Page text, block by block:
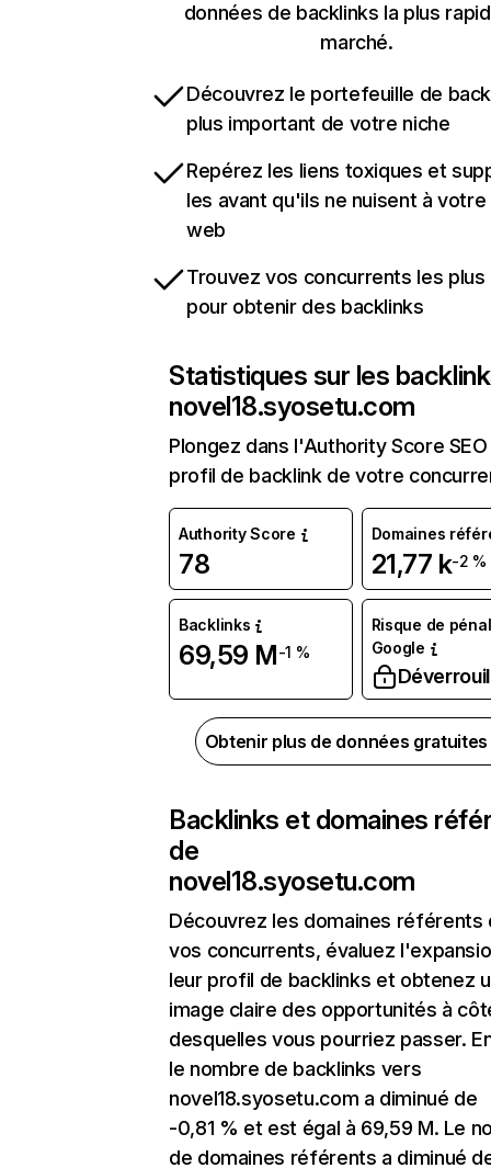
données de backlinks la plus
marché.
Découvrez le portefeuille de
plus important de votre niche
Repérez les liens toxiques et
les avant qu'ils ne nuisent à
web
Trouvez vos concurrents les
pour obtenir des backlinks
Statistiques sur les
novel18.syosetu.com
Plongez dans l'Authority Score
profil de backlink de votre
Authority Score
78
Domaines
21,77 k-2 %
Backlinks
69,59 M-1 %
Risque de
Google
Obtenir plus de données
Backlinks et domaines
de
novel18.syosetu.com
Découvrez les domaines référents
vos concurrents, évaluez
leur profil de backlinks et obtenez
image claire des opportunités à
desquelles vous pourriez passer.
le nombre de backlinks vers
novel18.syosetu.com a diminué de
-0,81 % et est égal à 69,59 M. Le
de domaines référents a diminué